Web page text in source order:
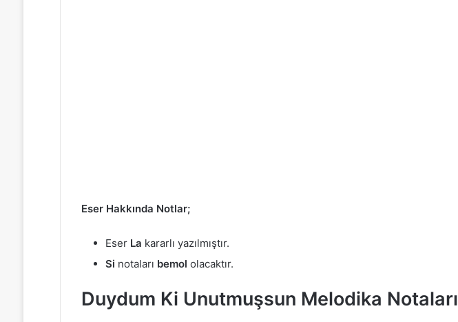
Eser Hakkında Notlar;
Eser La kararlı yazılmıştır.
Si notaları bemol olacaktır.
Duydum Ki Unutmuşsun Melodika Notaları